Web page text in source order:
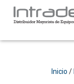
Inicio /